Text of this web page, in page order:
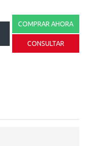
COMPRAR AHORA
CONSULTAR